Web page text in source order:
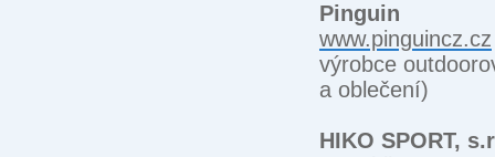
Pinguin
www.pinguincz.cz
výrobce
a oblečení)
HIKO SPORT,